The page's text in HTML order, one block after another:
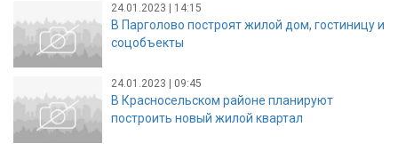
24.01.2023 | 14:15
В Парголово построят жилой дом, гостиницу и
соцобъекты
24.01.2023 | 09:45
В Красносельском районе планируют
построить новый жилой квартал